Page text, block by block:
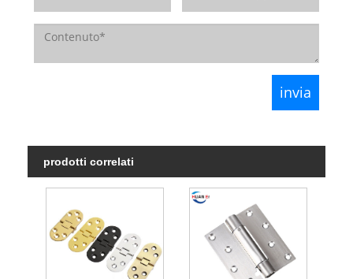
prodotti correlati